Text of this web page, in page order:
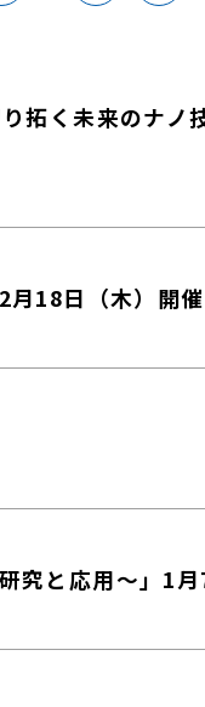
く未来のナノ
18日（木）開催
と応用～」1月